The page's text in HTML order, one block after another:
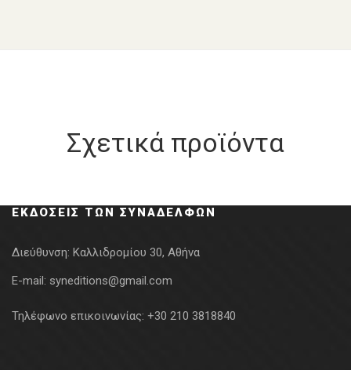
Σχετικά προϊόντα
ΕΚΔΌΣΕΙΣ ΤΩΝ ΣΥΝΑΔΈΛΦΩΝ
Διεύθυνση: Καλλιδρομίου 30, Αθήνα
E-mail: syneditions@gmail.com
Τηλέφωνο επικοινωνίας: +30 210 3818840